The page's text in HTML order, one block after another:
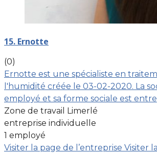
15. Ernotte
(0)
Ernotte est une spécialiste en
l'humidité créée le 03-02-2020. La
employé et sa forme sociale est
Zone de travail Limerlé
entreprise individuelle
1 employé
Visiter la page de l’entreprise Visiter